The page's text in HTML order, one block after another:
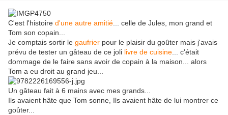
C'est l'histoire d'une autre amitié ... celle de Jules, mon grand et
Tom son copain...
Je comptais sortir le gaufrier pour le plaisir du goûter mais j'avais
prévu de tester un gâteau de ce joli livre de cuisine ... c'était
dommage de le faire sans avoir de copain à la maison... alors
Tom a eu droit au grand jeu...
Un gâteau fait à 6 mains avec mes grands...
Ils avaient hâte que Tom sonne, Ils avaient hâte de lui montrer ce
goûter...